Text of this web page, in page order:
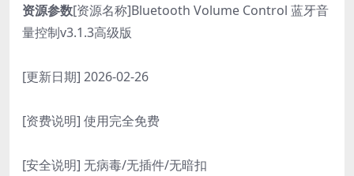
资源参数[资源名称]Bluetooth Volume Control 蓝牙音
量控制v3.1.3高级版
[更新日期] 2026-02-26
[资费说明] 使用完全免费
[安全说明] 无病毒/无插件/无暗扣